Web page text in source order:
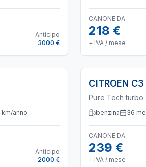
Anticipo
3000 €
CANONE DA
218 €
+ IVA / mese
km/anno
Anticipo
2000 €
CITROEN
Pure Tech turbo
benzina 36
CANONE DA
239 €
+ IVA / mese